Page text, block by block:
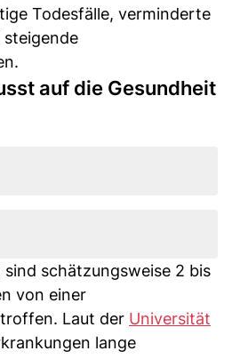
Todesfälle, verminderte
auf die Gesundheit
schätzungsweise 2 bis
von einer
Laut der Universität
lange